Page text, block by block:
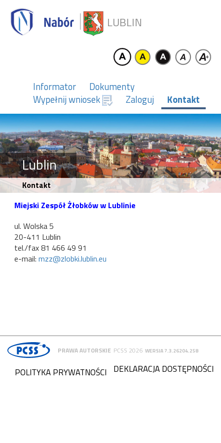
LUBLIN
Informator
Dokumenty
Wypełnij wniosek
Zaloguj Kontakt
Lublin
Kontakt
Miejski Zespół Żłobków w Lublinie
ul. Wolska 5
20-411 Lublin
tel./fax 81 466 49 91
e-mail: mzz@zlobki.lublin.eu
PRAWA AUTORSKIE PCSS 2026 WERSJA 7.3.26204.258
DEKLARACJA DOSTĘPNOŚCI
POLITYKA PRYWATNOŚCI